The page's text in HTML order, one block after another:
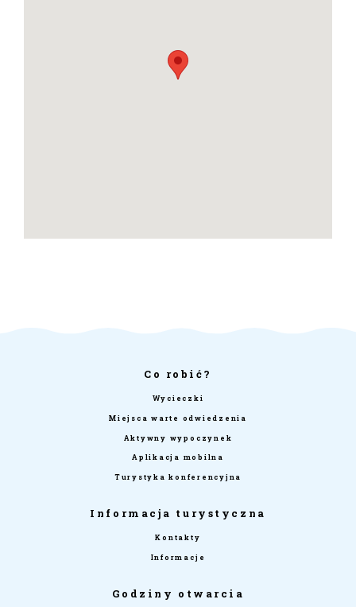
Co robić?
Wycieczki
Miejsca warte odwiedzenia
Aktywny wypoczynek
Aplikacja mobilna
Turystyka konferencyjna
Informacja turystyczna
Kontakty
Informacje
Godziny otwarcia